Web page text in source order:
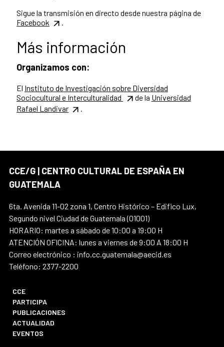
Sigue la transmisión en directo desde nuestra página de
Facebook
.
Más información
Organizamos con:
El Instituto de Investigación sobre Diversidad
Sociocultural e Interculturalidad
de la Universidad
Rafael Landivar
.
CCE/G | CENTRO CULTURAL DE ESPAÑA EN
GUATEMALA
6ta. Avenida 11-02 zona 1, Centro Histórico – Edifico Lux,
Segundo nivel Ciudad de Guatemala (01001)
HORARIO: martes a sábado de 10:00 a 19:00 H
ATENCIÓN OFICINA: lunes a viernes de 9:00 A 18:00 H
Correo electrónico : info.cc.guatemala@aecid.es
Teléfono: 2377-2200
CCE
PARTICIPA
PUBLICACIONES
ACTUALIDAD
EVENTOS